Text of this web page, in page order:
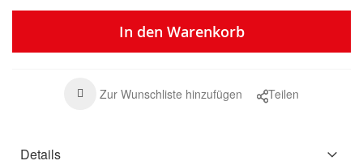
In den Warenkorb
Zur Wunschliste hinzufügen Teilen
Details